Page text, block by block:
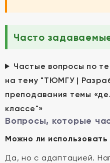
Часто
Частые вопросы по
на тему "ТЮМГУ |
преподавания темы
классе"»
Вопросы, которые
Можно ли
Да, но с адаптацией.